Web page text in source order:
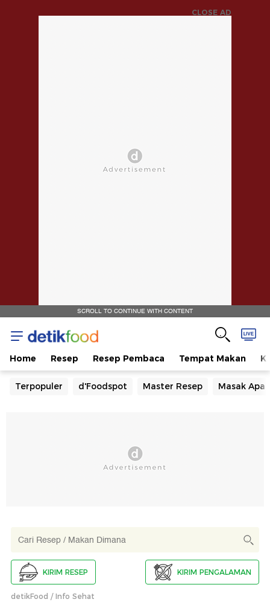
CLOSE AD
SCROLL TO CONTINUE WITH CONTENT
Home Resep Resep Pembaca Tempat Makan
Terpopuler d'Foodspot Master Resep Masak Apa
KIRIM RESEP KIRIM PENGALAMAN
detikFood Info Sehat